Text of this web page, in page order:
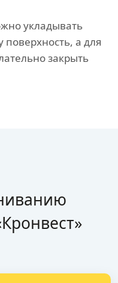
укладывать
поверхность, а для
закрыть